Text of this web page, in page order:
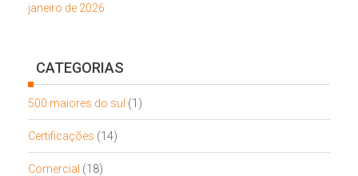
janeiro de 2026
CATEGORIAS
500 maiores do sul (1)
Certificações (14)
Comercial (18)